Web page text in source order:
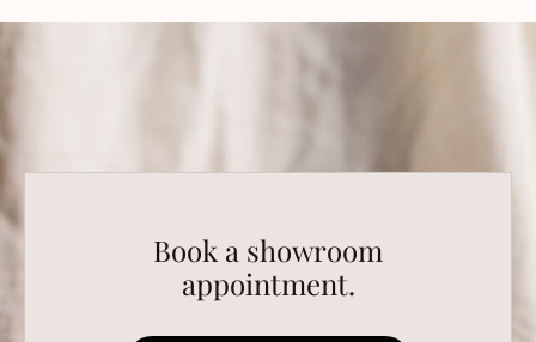
Book a showroom
appointment.